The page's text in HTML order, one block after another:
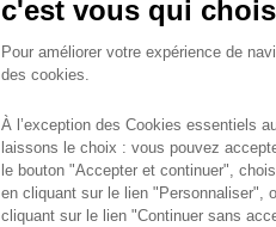
c'est vous qui
Plateforme de
Pour améliorer votre expérience de
des cookies.
À l’exception des Cookies essentiels
laissons le choix : vous pouvez
le bouton "Accepter et continuer",
en cliquant sur le lien "Personnaliser",
cliquant sur le lien "Continuer sans
Axeptio